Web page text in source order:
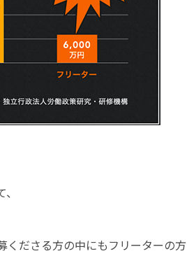
くださる方の中にもフリーターの方